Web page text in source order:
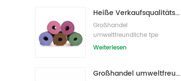
Heiße Verkaufsqualitäts-kundenspezifische TPE-Yogamatte vom Porzellan
Großhandel
umweltfreundliche tpe
rutschfeste wasserdichte
Weiterlesen
Großhandel umweltfreundliche Yogamatte aus rutschfestem, wasserdichtem TPE-Material